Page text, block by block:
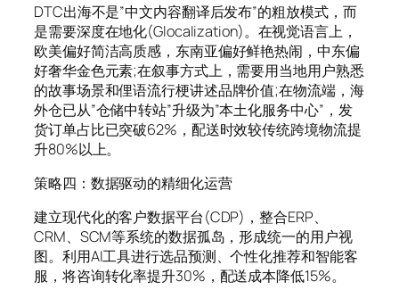
DTC出海不是”中文内容翻译后发布”的粗放模式，而
是需要深度在地化(Glocalization)。在视觉语言上，
欧美偏好简洁高质感，东南亚偏好鲜艳热闹，中东偏
好奢华金色元素;在叙事方式上，需要用当地用户熟悉
的故事场景和俚语流行梗讲述品牌价值;在物流端，海
外仓已从”仓储中转站”升级为”本土化服务中心”，发
货订单占比已突破62%，配送时效较传统跨境物流提
升80%以上。
策略四：数据驱动的精细化运营
建立现代化的客户数据平台(CDP)，整合ERP、
CRM、SCM等系统的数据孤岛，形成统一的用户视
图。利用AI工具进行选品预测、个性化推荐和智能客
服，将咨询转化率提升30%，配送成本降低15%。